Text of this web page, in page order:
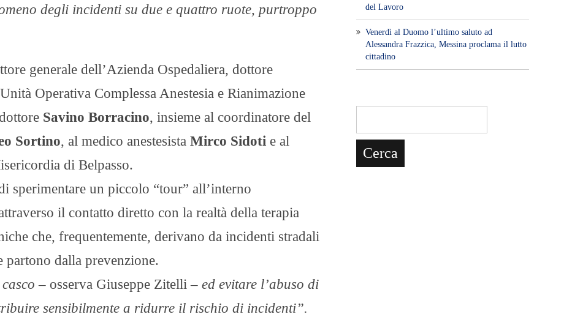
degli incidenti su due e quattro ruote, purtroppo
generale dell’Azienda Ospedaliera, dottore
Operativa Complessa Anestesia e Rianimazione
Savino Borracino, insieme al coordinatore del
Sortino, al medico anestesista Mirco Sidoti e al
di Belpasso.
sperimentare un piccolo “tour” all’interno
il contatto diretto con la realtà della terapia
che, frequentemente, derivano da incidenti stradali
partono dalla prevenzione.
casco– osserva Giuseppe Zitelli – ed evitare l’abuso di
sensibilmente a ridurre il rischio di incidenti”.
del Lavoro
Venerdì al Duomo l’ultimo saluto ad
Alessandra Frazzica, Messina proclama il lutto
cittadino